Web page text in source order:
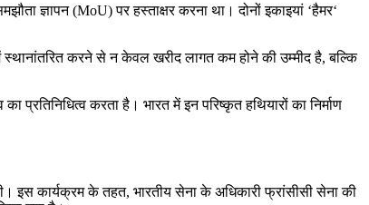
ज्ञापन (MoU) पर हस्ताक्षर करना था। दोनों इकाइयां ‘हैमर‘
स्थानांतरित करने से न केवल खरीद लागत कम होने की उम्मीद है, बल्कि
करता है। भारत में इन परिष्कृत हथियारों का निर्माण
इस कार्यक्रम के तहत, भारतीय सेना के अधिकारी फ्रांसीसी सेना की